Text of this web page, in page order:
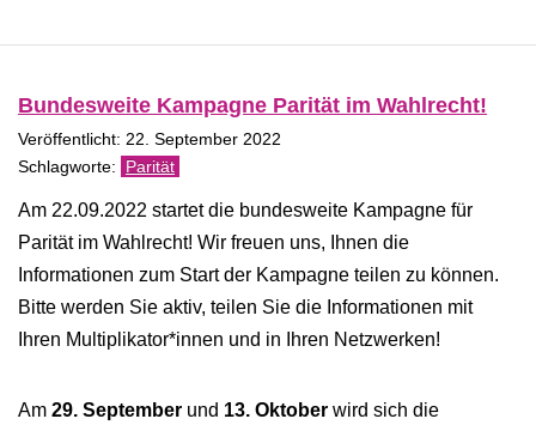
Bundesweite Kampagne Parität im Wahlrecht!
Veröffentlicht: 22. September 2022
Parität
Am 22.09.2022 startet die bundesweite Kampagne für
Parität im Wahlrecht! Wir freuen uns, Ihnen die
Informationen zum Start der Kampagne teilen zu können.
Bitte werden Sie aktiv, teilen Sie die Informationen mit
Ihren Multiplikator*innen und in Ihren Netzwerken!
Am 29. September und 13. Oktober wird sich die